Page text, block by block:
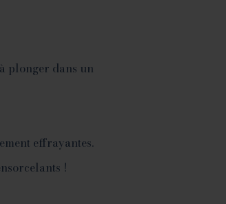
plonger dans un
effrayantes.
!